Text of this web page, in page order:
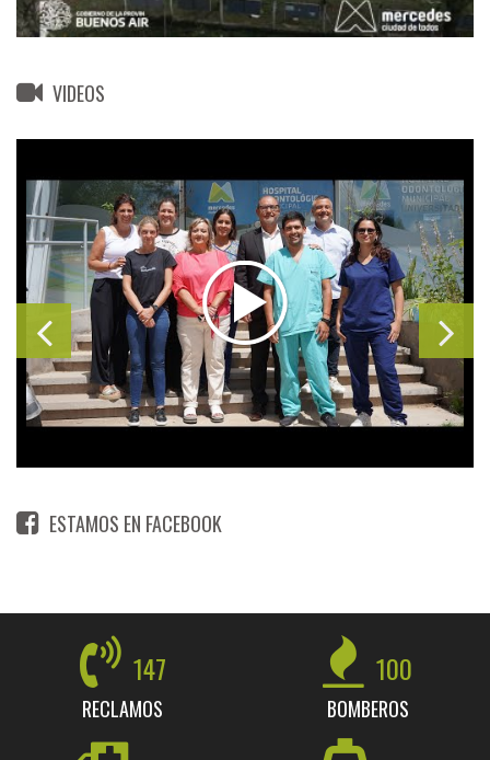
VIDEOS
ESTAMOS EN FACEBOOK
147
RECLAMOS
100
BOMBEROS